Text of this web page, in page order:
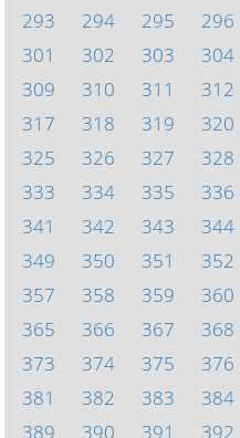
293
294 295 296
301
302 303 304
309
310 311 312
317
318 319 320
325
326 327 328
333
334 335 336
341
342 343 344
349
350 351 352
357
358 359 360
365
366 367 368
373
374 375 376
381
382 383 384
389
390 391 392